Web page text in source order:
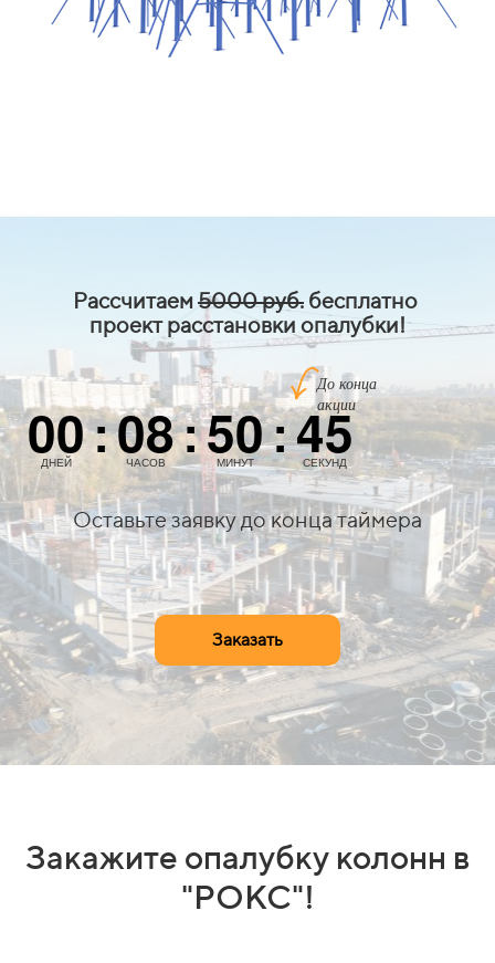
Рассчитаем5000 руб. бесплатно
проект расстановки опалубки!
До конца
акции
00:
ДНЕЙ 08:
ЧАСОВ 50:
МИНУТ 44
СЕКУНДЫ
Оставьте заявку до конца таймера
Заказать
Закажите опалубку колонн в
"РОКС"!